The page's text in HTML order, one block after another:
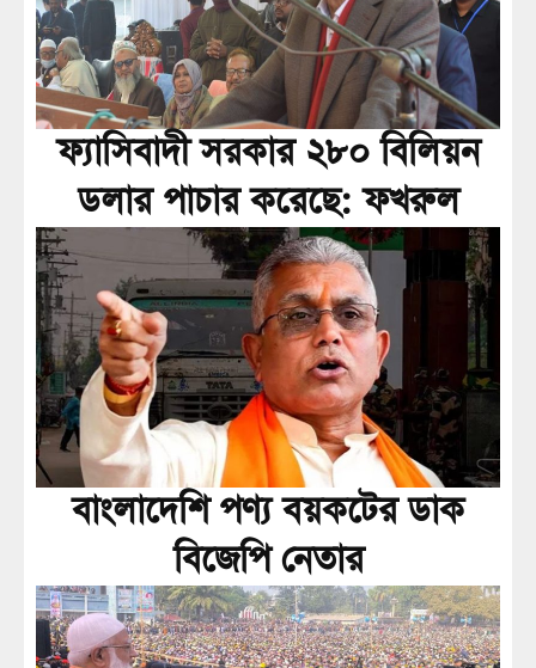
ফ্যাসিবাদী সরকার ২৮০ বিলিয়ন
ডলার পাচার করেছে: ফখরুল
বাংলাদেশি পণ্য বয়কটের ডাক
বিজেপি নেতার